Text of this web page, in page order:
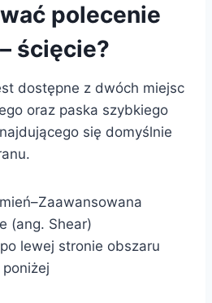
polecenie
ścięcie?
dostępne z dwóch miejsc
oraz paska szybkiego
się domyślnie
(ang. Shear)
lewej stronie obszaru